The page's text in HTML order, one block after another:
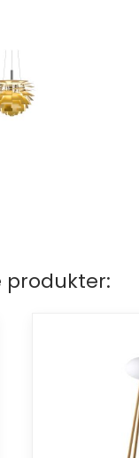
produkter: